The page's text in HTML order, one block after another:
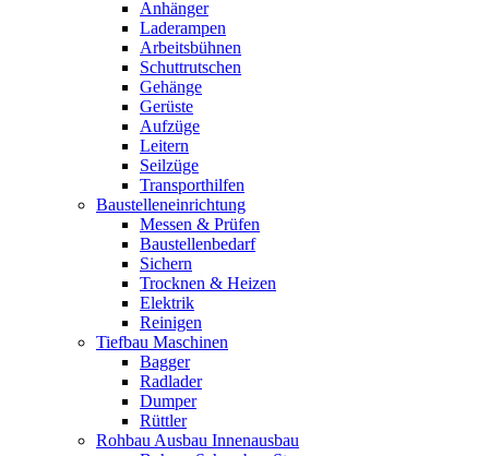
Anhänger
Laderampen
Arbeitsbühnen
Schuttrutschen
Gehänge
Gerüste
Aufzüge
Leitern
Seilzüge
Transporthilfen
Baustelleneinrichtung
Messen & Prüfen
Baustellenbedarf
Sichern
Trocknen & Heizen
Elektrik
Reinigen
Tiefbau Maschinen
Bagger
Radlader
Dumper
Rüttler
Rohbau Ausbau Innenausbau